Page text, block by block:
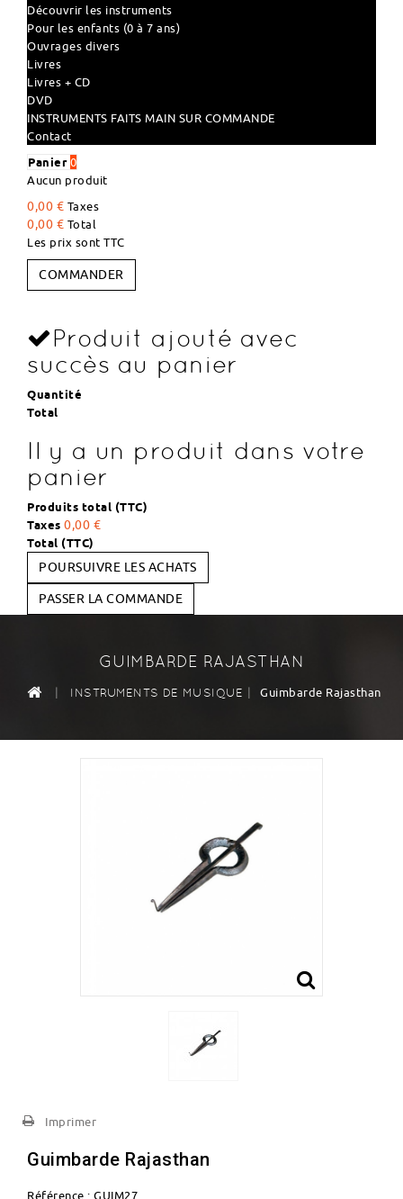
Découvrir les instruments
Pour les enfants (0 à 7 ans)
Ouvrages divers
Livres
Livres + CD
DVD
INSTRUMENTS FAITS MAIN SUR COMMANDE
Contact
Panier 0
Aucun produit
0,00 € Taxes
0,00 € Total
Les prix sont TTC
COMMANDER
Produit ajouté avec
succès au panier
Quantité
Total
Il y a un produit dans votre
panier
Produits total (TTC)
Taxes 0,00 €
Total (TTC)
POURSUIVRE LES ACHATS
PASSER LA COMMANDE
GUIMBARDE RAJASTHAN
| INSTRUMENTS DE MUSIQUE | Guimbarde Rajasthan
Imprimer
Guimbarde Rajasthan
Référence : GUIM27